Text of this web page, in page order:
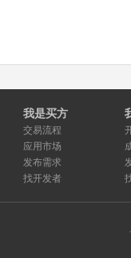
我是买方
交易流程
应用市场
发布需求
找开发者